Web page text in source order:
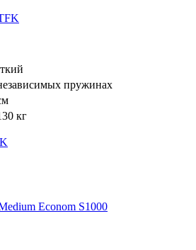
пружинах
кг